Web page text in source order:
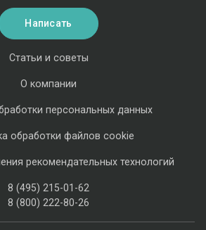
Статьи и советы
О компании
персональных данных
обработки файлов cookie
рекомендательных технологий
8 (495) 215-01-62
8 (800) 222-80-26
Написать